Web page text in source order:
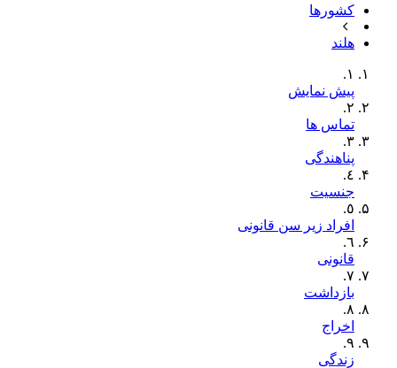
کشورها
هلند
١.
پیش نمایش
٢.
تماس ها
٣.
پناهندگی
٤.
جنسيت
٥.
افراد زیر سن قانونی
٦.
قانونی
٧.
بازداشت
٨.
اخراج
٩.
زندگی